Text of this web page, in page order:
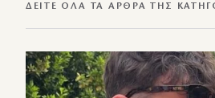
ΔΕΊΤΕ ΌΛΑ ΤΑ ΆΡΘΡΑ ΤΗΣ